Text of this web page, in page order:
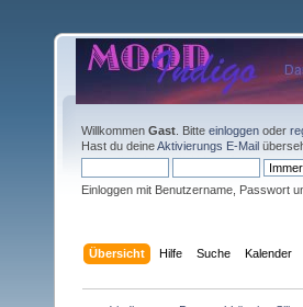
Willkommen Gast . Bitte einloggen oder
Hast du deineAktivierungs E-Mail
Einloggen mit Benutzername, Passwort
Übersicht Hilfe Suche Kalender